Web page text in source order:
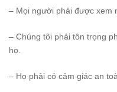
– Mọi người phải được xem
– Chúng tôi phải tôn trọng
họ.
– Họ phải có cảm giác an